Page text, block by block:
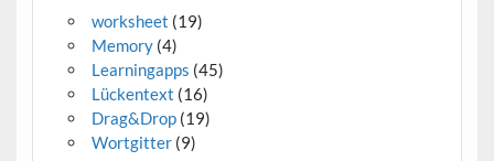
worksheet (19)
Memory(4)
Learningapps (45)
Lückentext (16)
Drag&Drop(19)
Wortgitter(9)